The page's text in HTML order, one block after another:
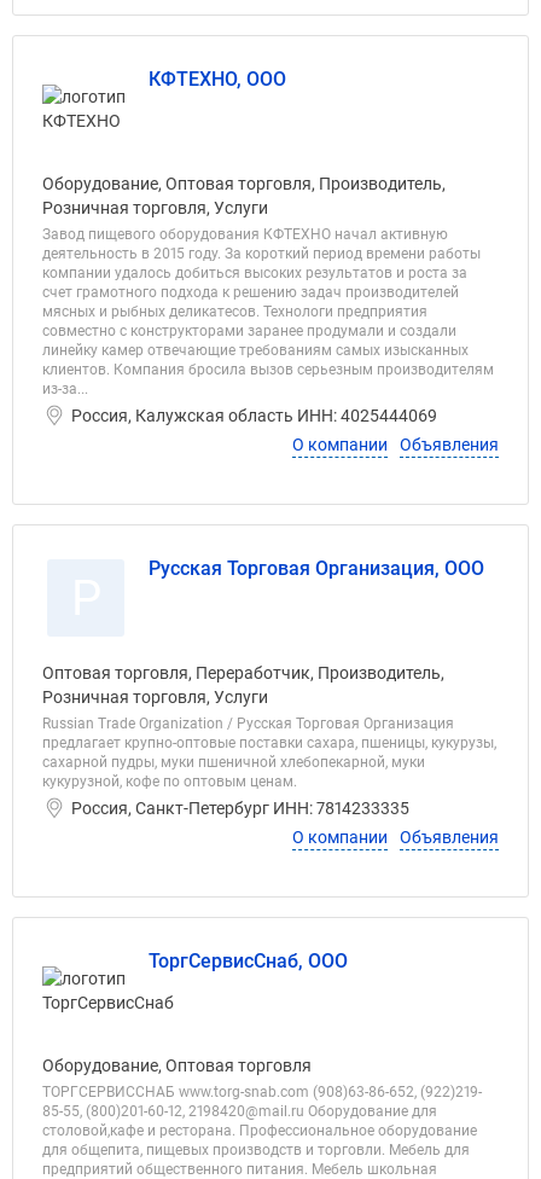
КФТЕХНО, ООО
Оборудование, Оптовая торговля, Производитель,
Розничная торговля, Услуги
Завод пищевого оборудования КФТЕХНО начал активную
деятельность в 2015 году. За короткий период времени работы
компании удалось добиться высоких результатов и роста за
счет грамотного подхода к решению задач производителей
мясных и рыбных деликатесов. Технологи предприятия
совместно с конструкторами заранее продумали и создали
линейку камер отвечающие требованиям самых изысканных
клиентов. Компания бросила вызов серьезным производителям
из-за...
Россия, Калужская область ИНН: 4025444069
О компании
Объявления
Русская Торговая Организация, ООО
Оптовая торговля, Переработчик, Производитель,
Розничная торговля, Услуги
Russian Trade Organization / Русская Торговая Организация
предлагает крупно-оптовые поставки сахара, пшеницы, кукурузы,
сахарной пудры, муки пшеничной хлебопекарной, муки
кукурузной, кофе по оптовым ценам.
Россия, Санкт-Петербург ИНН: 7814233335
О компании
Объявления
ТоргСервисСнаб, ООО
Оборудование, Оптовая торговля
ТОРГСЕРВИССНАБ www.torg-snab.com (908)63-86-652, (922)219-
85-55, (800)201-60-12, 2198420@mail.ru Оборудование для
столовой,кафе и ресторана. Профессиональное оборудование
для общепита, пищевых производств и торговли. Мебель для
предприятий общественного питания. Мебель школьная